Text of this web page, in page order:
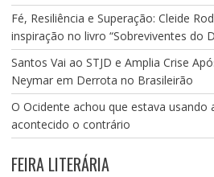
Fé, Resiliência e Superação: Cleide
inspiração no livro “Sobreviventes do
Santos Vai ao STJD e Amplia Crise
Neymar em Derrota no Brasileirão
O Ocidente achou que estava usando
acontecido o contrário
FEIRA LITERÁRIA